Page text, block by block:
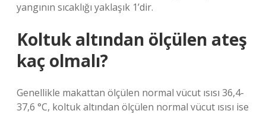
yangının sıcaklığı yaklaşık 1’dir.
Koltuk altından ölçülen ateş
kaç olmalı?
Genellikle makattan ölçülen normal vücut ısısı 36,4-
37,6 °C, koltuk altından ölçülen normal vücut ısısı ise